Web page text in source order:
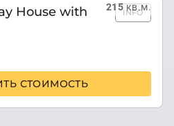
215кв.м.
House with
INFO
СТОИМОСТЬ